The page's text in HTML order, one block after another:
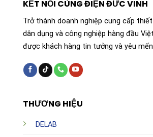
THƯƠNG HIỆU
DELAB
KẾT NỐI CÙNG ĐIỆN ĐỨC VINH
Trở thành doanh nghiệp cung cấp
dân dụng và công nghiệp hàng đầu
được khách hàng tin tưởng và yêu mến